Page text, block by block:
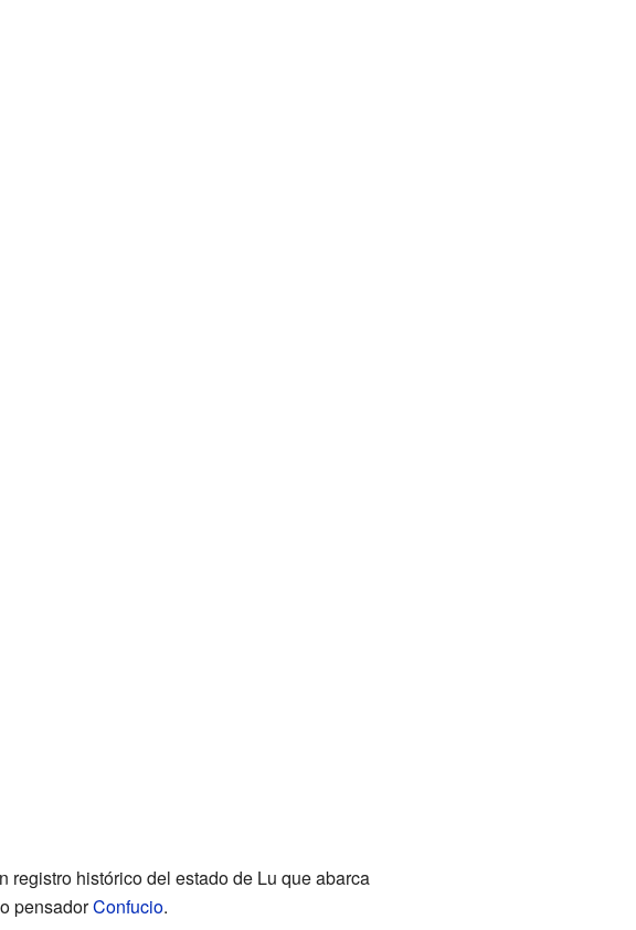
registro histórico del estado de Lu que abarca
pensadorConfucio.